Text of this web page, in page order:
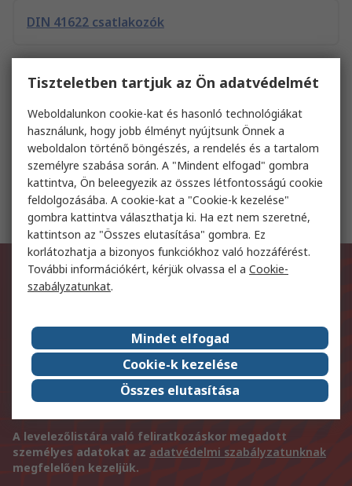
DIN 41622 csatlakozók
D-Sub csatlakozóburkolatok
Hordozható ventilátorok
Koaxiális elosztók
Értesüljön elsőként legújabb
termékeinkről és
szolgáltatásainkról!
E-mail cím
Feliratkozás
A levelezőlistára való feliratkozáskor megadott
személyes adatokat az adatvédelmi szabályzatunknak
megfelelően kezeljük.
Tiszteletben tartjuk az Ön adatvédelmét
Weboldalunkon cookie-kat és hasonló technológiákat
használunk, hogy jobb élményt nyújtsunk Önnek a
weboldalon történő böngészés, a rendelés és a tartalom
személyre szabása során. A "Mindent elfogad" gombra
kattintva, Ön beleegyezik az összes létfontosságú cookie
feldolgozásába. A cookie-kat a "Cookie-k kezelése"
gombra kattintva választhatja ki. Ha ezt nem szeretné,
kattintson az "Összes elutasítása" gombra. Ez
korlátozhatja a bizonyos funkciókhoz való hozzáférést.
További információkért, kérjük olvassa el a Cookie-
szabályzatunkat.
Mindet elfogad
Cookie-k kezelése
Összes elutasítása